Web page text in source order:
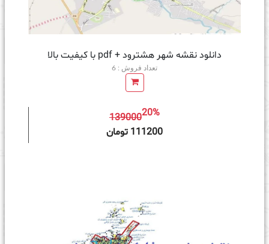
دانلود نقشه شهر هشترود + pdf با کیفیت بالا
تعداد فروش : 6
13900020%
111200 تومان